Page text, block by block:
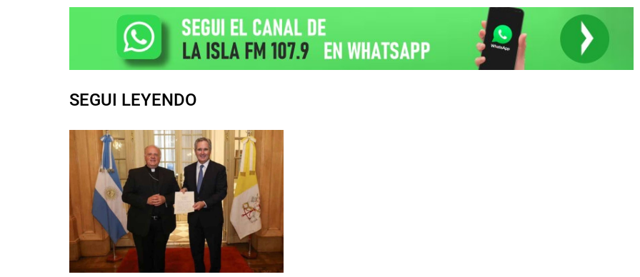
SEGUI LEYENDO